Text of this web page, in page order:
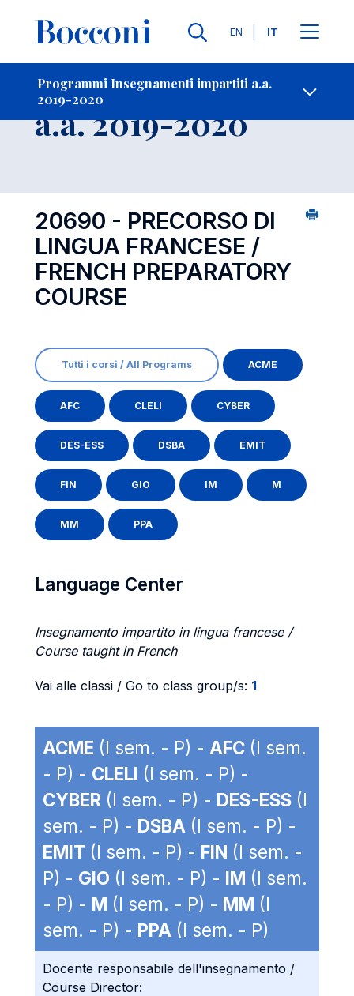
Lingue
EN IT
Programmi Insegnamenti impartiti a.a.
2019-2020
-
Insegnamento
a.a. 2019-2020
20690 - PRECORSO DI
LINGUA FRANCESE /
FRENCH PREPARATORY
COURSE
Tutti i corsi / All Programs ACME
AFC CLELI CYBER
DES-ESS DSBA EMIT
FIN GIO IM M
MM PPA
Language Center
Insegnamento impartito in lingua francese /
Course taught in French
Vai alle classi / Go to class group/s: 1
ACME (I sem. - P) - AFC (I sem.
- P) - CLELI (I sem. - P) -
CYBER (I sem. - P) - DES-ESS (I
sem. - P) - DSBA (I sem. - P) -
EMIT (I sem. - P) - FIN (I sem. -
P) - GIO (I sem. - P) - IM (I sem.
- P) - M (I sem. - P) - MM (I
sem. - P) - PPA (I sem. - P)
Docente responsabile dell'insegnamento /
Course Director: